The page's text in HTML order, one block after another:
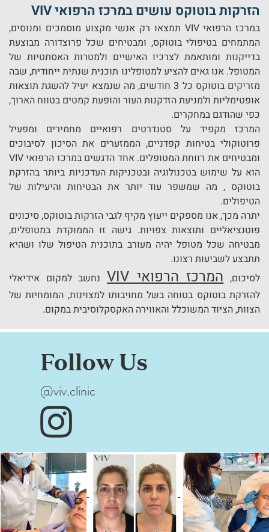
הזרקות בוטוקס עושים במרכז הרפואי VIV
במרכז הרפואי VIV תמצאו רק אנשי מקצוע מוסמכים ומנוסים,
המתמחים בטיפולי בוטוקס, ומבטיחים שכל פרוצדורה מבוצעת
בדייקנות ומותאמת לצרכיו האישיים ולמטרות האסתטיות של
המטופל. אנו גאים להציע למטופלינו תוכנית שנתית ייחודית, שבה
מזריקים בוטוקס כל 3 חודשים, מה שנמצא יעיל להשגת תוצאות
אופטימליות ולמניעת הזדקנות העור והופעת קמטים בטווח הארוך,
כפי שהודגם במחקרים.
המרכז מקפיד על סטנדרטים רפואיים מחמירים ומפעיל
פרוטוקולי בטיחות קפדניים, הממזערים את הסיכון לסיבוכים
ומבטיחים את רווחת המטופלים. אחד הדגשים במרכז הרפואי VIV
הוא על שימוש בטכנולוגיה ובטכניקות העדכניות ביותר בהזרקת
בוטוקס , מה שמשפר עוד יותר את הבטיחות והיעילות של
הטיפולים.
יתרה מכך, אנו מספקים ייעוץ מקיף לגבי הזרקות בוטוקס, סיכונים
פוטנציאליים ותוצאות צפויות. גישה זו הממוקדת במטופלים,
מבטיחה שכל מטופל יהיה מעורב בתוכנית הטיפול שלו ושהיא
תתבצע לשביעות רצונו.
לסיכום, המרכז הרפואי VIV
נחשב למקום אידיאלי
להזרקת בוטוקס בטוחה בשל מחויבותו למצוינות, המומחיות של
הצוות, הציוד המשוכלל והאווירה האקסקלוסיבית במקום.
Follow Us
@viv.clinic